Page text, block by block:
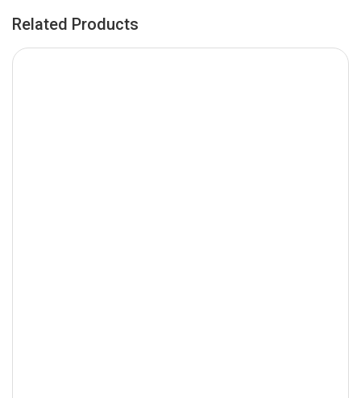
Related Products